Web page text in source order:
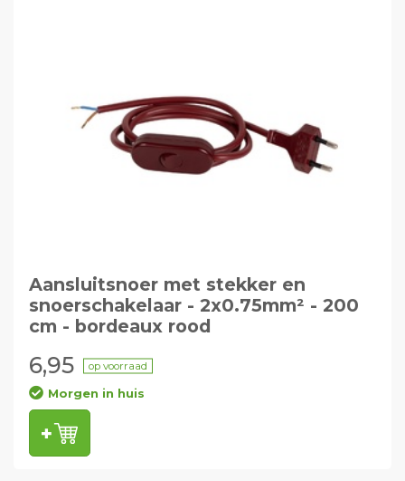
Aansluitsnoer met stekker en
snoerschakelaar - 2x0.75mm² - 200
cm - bordeaux rood
6,95 op voorraad
Morgen in huis